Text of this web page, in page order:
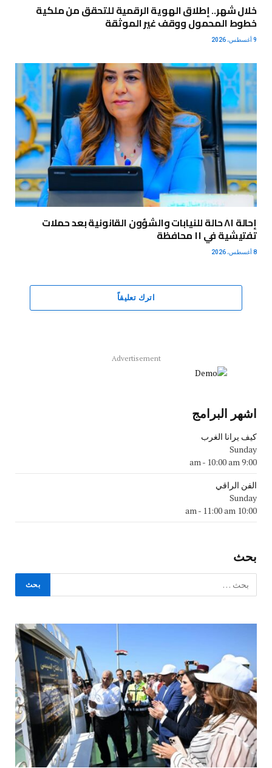
خلال شهر.. إطلاق الهوية الرقمية للتحقق من ملكية
خطوط المحمول ووقف غير الموثقة
9 أغسطس، 2026
إحالة ٨١ حالة للنيابات والشؤون القانونية بعد حملات
تفتيشية في ١١ محافظة
8 أغسطس، 2026
اترك تعليقاً
Advertisement
اشهر البرامج
كيف يرانا الغرب
Sunday
9:00 am
- 10:00 am
الفن الراقي
Sunday
10:00 am
- 11:00 am
بحث